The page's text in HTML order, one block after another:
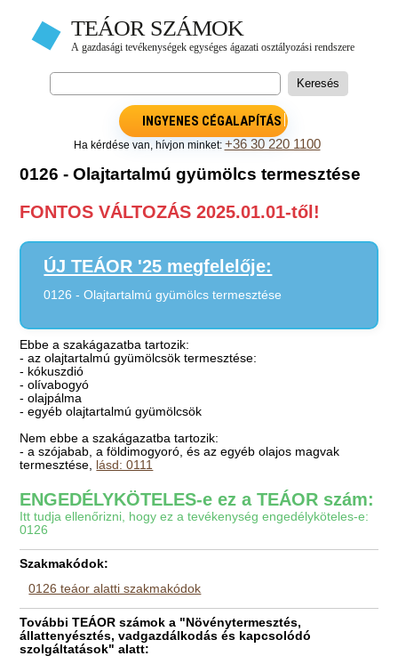
INGYENES CÉGALAPÍTÁS
Ha kérdése van, hívjon minket: +36 30 220 1100
0126 - Olajtartalmú gyümölcs termesztése
FONTOS VÁLTOZÁS 2025.01.01-től!
ÚJ TEÁOR '25 megfelelője:
0126 - Olajtartalmú gyümölcs termesztése
Ebbe a szakágazatba tartozik:
- az olajtartalmú gyümölcsök termesztése:
- kókuszdió
- olívabogyó
- olajpálma
- egyéb olajtartalmú gyümölcsök
Nem ebbe a szakágazatba tartozik:
- a szójabab, a földimogyoró, és az egyéb olajos magvak
termesztése, lásd: 0111
ENGEDÉLYKÖTELES-e ez a TEÁOR szám:
Itt tudja ellenőrizni, hogy ez a tevékenység engedélyköteles-e:
0126
Szakmakódok:
0126 teáor alatti szakmakódok
További TEÁOR számok a "Növénytermesztés,
állattenyésztés, vadgazdálkodás és kapcsolódó
szolgáltatások" alatt: